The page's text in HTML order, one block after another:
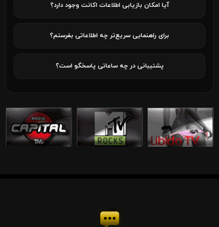
آیا امکان بازیابی اطلاعات اکانت وجود دارد؟
برای راهنمایی سریع‌تر چه اطلاعاتی بفرستم؟
پشتیبانی در چه ساعاتی پاسخگو است؟